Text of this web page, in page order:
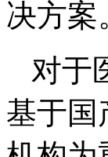
决方案
对于
基于国